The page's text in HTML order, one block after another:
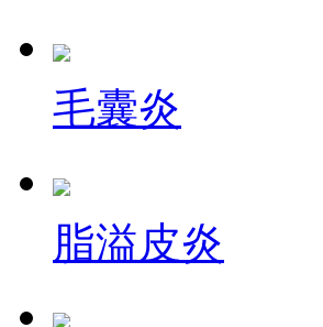
毛囊炎
脂溢皮炎